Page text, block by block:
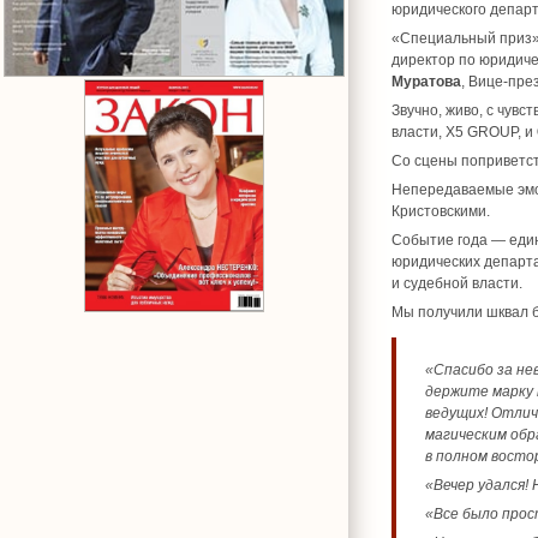
юридического
«Специальный
директор по
Муратова, Вице-
Звучно, живо, с
власти, X5 GROUP, и
Со сцены
Непередаваемые
Кристовскими.
Событие года —
юридических
и судебной власти.
Мы получили шквал
«Спасибо за
держите марку
ведущих!
магическим
в полном
«Вечер удался!
«Все было